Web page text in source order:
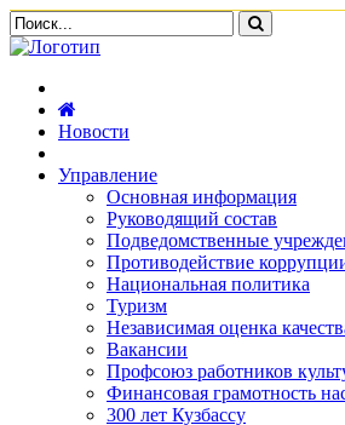
Новости
Управление
Основная информация
Руководящий состав
Подведомственные
Противодействие
Национальная политика
Туризм
Независимая оценка
Вакансии
Профсоюз работников
Финансовая грамотность
300 лет Кузбассу